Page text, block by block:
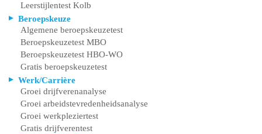
Leerstijlentest Kolb
Beroepskeuze
Algemene beroepskeuzetest
Beroepskeuzetest MBO
Beroepskeuzetest HBO-WO
Gratis beroepskeuzetest
Werk/Carrière
Groei drijfverenanalyse
Groei arbeidstevredenheidsanalyse
Groei werkpleziertest
Gratis drijfverentest